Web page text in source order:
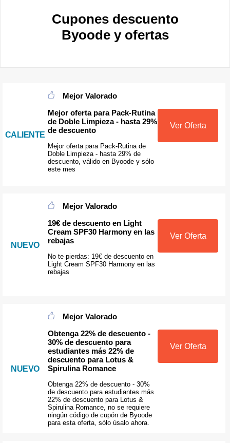
Cupones descuento
Byoode y ofertas
CALIENTE
Mejor Valorado
Mejor oferta para Pack-Rutina
de Doble Limpieza - hasta 29%
de descuento
Mejor oferta para Pack-Rutina de
Doble Limpieza - hasta 29% de
descuento, válido en Byoode y sólo
este mes
Ver Oferta
NUEVO
Mejor Valorado
19€ de descuento en Light
Cream SPF30 Harmony en las
rebajas
No te pierdas: 19€ de descuento en
Light Cream SPF30 Harmony en las
rebajas
Ver Oferta
NUEVO
Mejor Valorado
Obtenga 22% de descuento -
30% de descuento para
estudiantes más 22% de
descuento para Lotus &
Spirulina Romance
Obtenga 22% de descuento - 30%
de descuento para estudiantes más
22% de descuento para Lotus &
Spirulina Romance, no se requiere
ningún código de cupón de Byoode
para esta oferta, sólo úsalo ahora.
Ver Oferta